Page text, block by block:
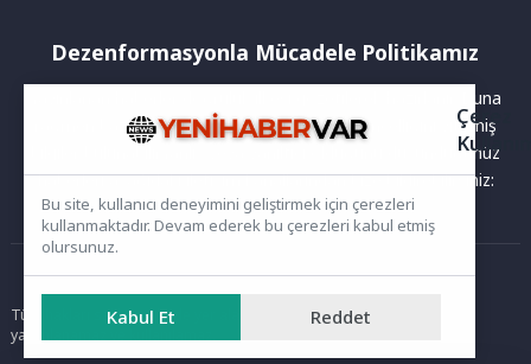
Dezenformasyonla Mücadele Politikamız
Yayınlanan haberler doğruluk ilkesi gözetilerek hazırlanır. Buna
rağmen bazı içeriklerde eksik, hatalı veya güncelliğini yitirmiş
bilgiler bulunabilir.Yanlış veya yanıltıcı olduğunu düşündüğünüz
haberleri aşağıdaki iletişim kanallarından bize bildirebilirsiniz:
Ana Sayfa
Tüm hakları saklıdır. Sitede yer alan içerikler izinsiz kopyalanamaz,
yayımlanamaz ve kullanılamaz.
Çerez
Bu site, kullanıcı deneyimini geliştirmek için çerezleri
kullanmaktadır. Devam ederek bu çerezleri kabul etmiş
olursunuz.
Kabul Et Reddet